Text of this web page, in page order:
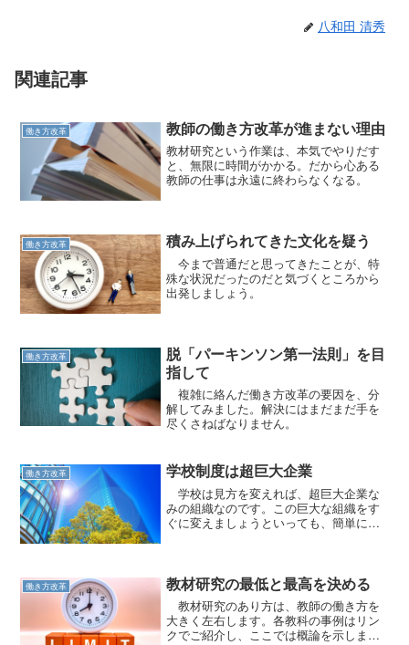
八和田 清秀
関連記事
働き方改革 教師の働き方改革が進まない理由
教材研究という作業は、本気でやりだす
と、無限に時間がかかる。だから心ある
教師の仕事は永遠に終わらなくなる。
働き方改革 積み上げられてきた文化を疑う
今まで普通だと思ってきたことが、特
殊な状況だったのだと気づくところから
出発しましょう。
働き方改革
脱「パーキンソン第一法則」を目
指して
複雑に絡んだ働き方改革の要因を、分
解してみました。解決にはまだまだ手を
尽くさねばなりません。
働き方改革 学校制度は超巨大企業
学校は見方を変えれば、超巨大企業な
みの組織なのです。この巨大な組織をす
ぐに変えましょうといっても、簡単には
働き方改革 教材研究の最低と最高を決める
教材研究のあり方は、教師の働き方を
大きく左右します。各教科の事例はリン
クでご紹介し、ここでは概論を示しま